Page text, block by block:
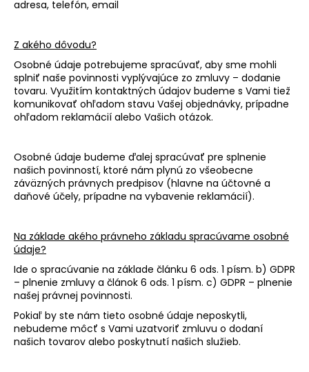
adresa, telefón, email
Z akého dôvodu?
Osobné údaje potrebujeme spracúvať, aby sme mohli
splniť naše povinnosti vyplývajúce zo zmluvy – dodanie
tovaru. Využitím kontaktných údajov budeme s Vami tiež
komunikovať ohľadom stavu Vašej objednávky, prípadne
ohľadom reklamácií alebo Vašich otázok.
Osobné údaje budeme ďalej spracúvať pre splnenie
našich povinností, ktoré nám plynú zo všeobecne
záväzných právnych predpisov (hlavne na účtovné a
daňové účely, prípadne na vybavenie reklamácií).
Na základe akého právneho základu spracúvame osobné
údaje?
Ide o spracúvanie na základe článku 6 ods. 1 písm. b) GDPR
– plnenie zmluvy a článok 6 ods. 1 písm. c) GDPR – plnenie
našej právnej povinnosti.
Pokiaľ by ste nám tieto osobné údaje neposkytli,
nebudeme môcť s Vami uzatvoriť zmluvu o dodaní
našich tovarov alebo poskytnutí našich služieb.